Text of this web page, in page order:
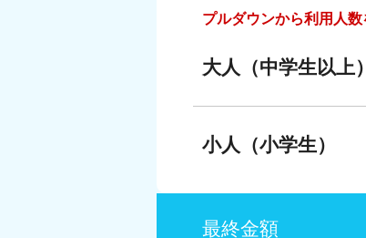
プルダウンから利用人
大人（中学生以上）
小人（小学生）
最終金額